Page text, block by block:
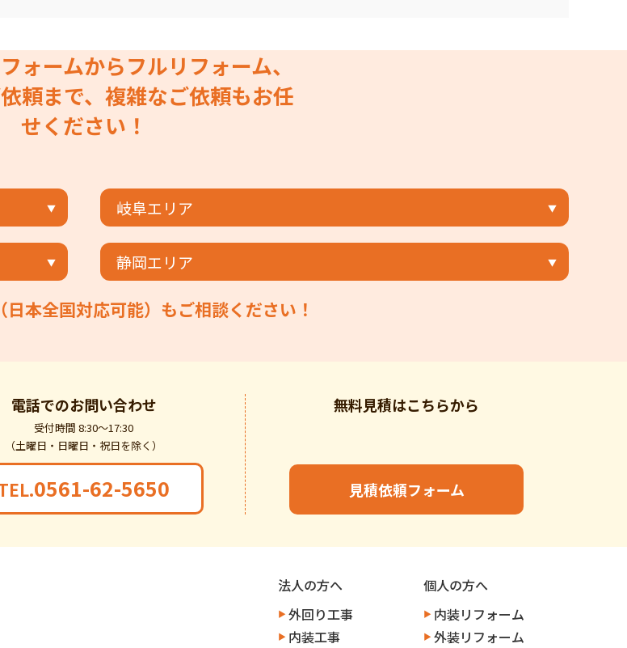
ォームからフルリフォーム、
頼まで、複雑なご依頼もお任
せください！
岐阜エリア
静岡エリア
本全国対応可能）もご相談ください！
電話でのお問い合わせ
受付時間 8:30～17:30
（土曜日・日曜日・祝日を除く）
0561-62-5650
無料見積はこちらから
見積依頼フォーム
法人の方へ
外回り工事
内装工事
個人の方へ
内装リフォーム
外装リフォーム